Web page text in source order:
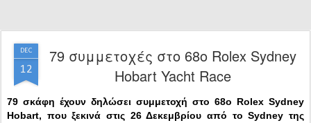
DEC
12
79 συμμετοχές στο 68ο Rolex Sydney
Hobart Yacht Race
79 σκάφη έχουν δηλώσει συμμετοχή στο 68ο Rolex Sydney
Hobart, που ξεκινά στις 26 Δεκεμβρίου από το Sydney της